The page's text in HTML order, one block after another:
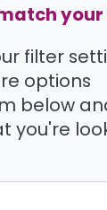
your
filter
options.
below
you're